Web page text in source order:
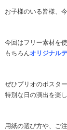
お子様のいる皆様、
今回はフリー素材を
もちろんオリジナル
ぜひプリオのポスタ
特別な日の演出を楽
用紙の選び方や、ご